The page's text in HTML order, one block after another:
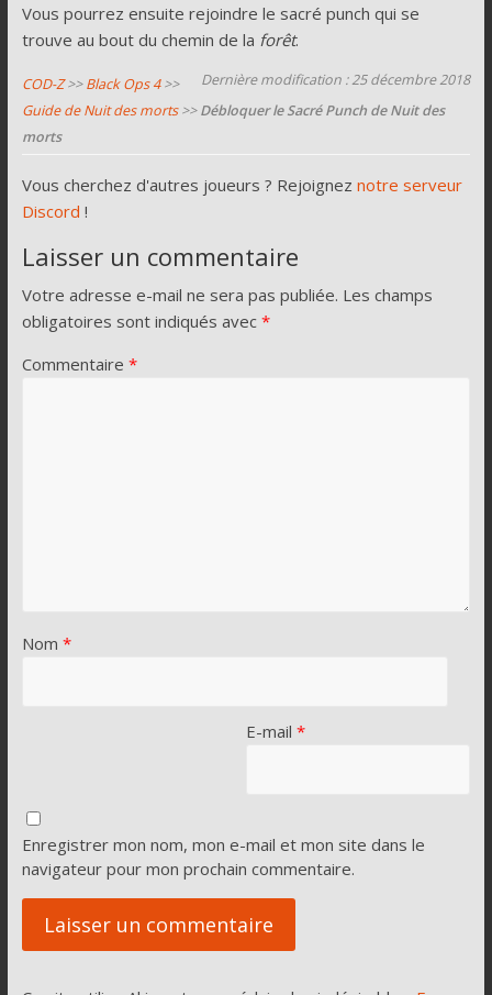
Vous pourrez ensuite rejoindre le sacré punch qui se
trouve au bout du chemin de la forêt.
Dernière modification : 25 décembre 2018
COD-Z>>Black Ops 4>>
Guide de Nuit des morts>>Débloquer le Sacré Punch de Nuit des
morts
Vous cherchez d'autres joueurs ? Rejoignez notre serveur
Discord !
Laisser un commentaire
Votre adresse e-mail ne sera pas publiée. Les champs
obligatoires sont indiqués avec *
Commentaire *
Nom *
E-mail *
Enregistrer mon nom, mon e-mail et mon site dans le
navigateur pour mon prochain commentaire.